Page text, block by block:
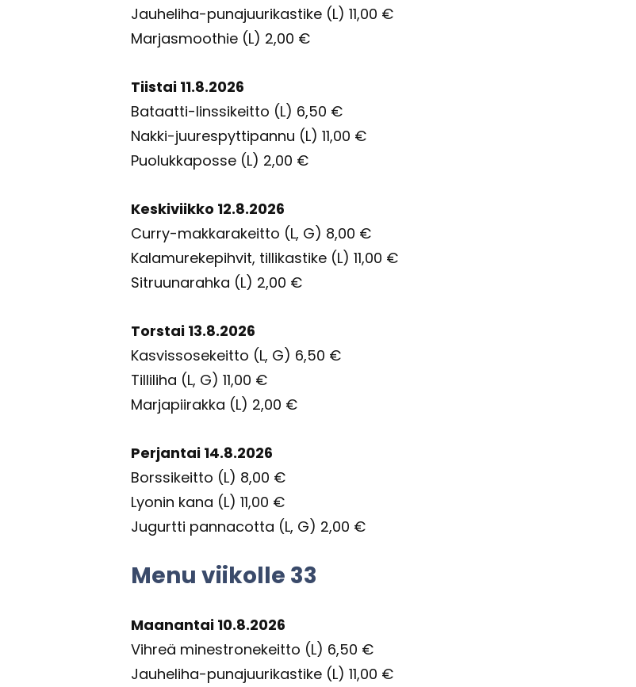
Jauheliha-​punajuurikastike (L) 11,00 €
Mar­jas­moot­hie (L) 2,00 €
Tiis­tai 11.8.2026
Bataatti-​linssikeitto (L) 6,50 €
Nakki-​juurespyttipannu (L) 11,00 €
Puo­luk­ka­pos­se (L) 2,00 €
Kes­ki­viik­ko 12.8.2026
Curry-​makkarakeitto (L, G) 8,00 €
Ka­la­mu­re­ke­pih­vit, til­li­kas­ti­ke (L) 11,00 €
Sit­ruu­na­rah­ka (L) 2,00 €
Tors­tai 13.8.2026
Kas­vis­so­se­keit­to (L, G) 6,50 €
Til­li­li­ha (L, G) 11,00 €
Mar­ja­pii­rak­ka (L) 2,00 €
Per­jan­tai 14.8.2026
Bors­si­keit­to (L) 8,00 €
Ly­onin kana (L) 11,00 €
Ju­gurt­ti pan­nacot­ta (L, G) 2,00 €
Menu vii­kol­le 33
Maa­nan­tai 10.8.2026
Vih­reä mi­ne­stro­ne­keit­to (L) 6,50 €
Jauheliha-​punajuurikastike (L) 11,00 €